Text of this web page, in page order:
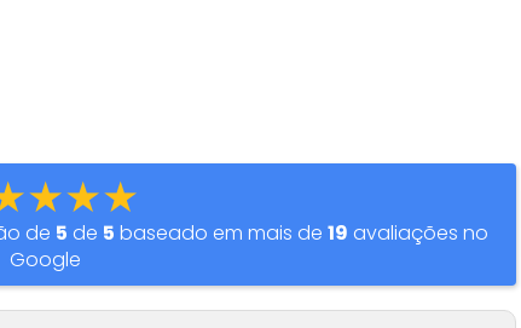
de 5 de 5 baseado em mais de 19 avaliações no
Google